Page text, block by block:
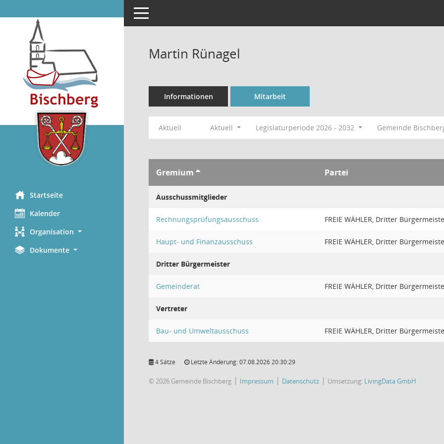
Startseite
Kalender
Organisation
Dokumente
Toggle navigation
Martin Rünagel
Informationen Mitarbeit
Aktuell Aktuell Legislaturperiode 2026 - 2032 Gemeinde
Gremium Partei
Ausschussmitglieder
Rechnungsprüfungsausschuss FREIE WÄHLER, Dritter
Haupt- und Finanzausschuss FREIE WÄHLER, Dritter
Dritter Bürgermeister
Gemeinderat FREIE WÄHLER, Dritter
Vertreter
Bau- und Umweltausschuss FREIE WÄHLER, Dritter
4 Sätze Letzte Änderung: 07.08.2026 20:30:29
© 2026 Gemeinde Bischberg Impressum Datenschutz Umsetzung: LivingData GmbH